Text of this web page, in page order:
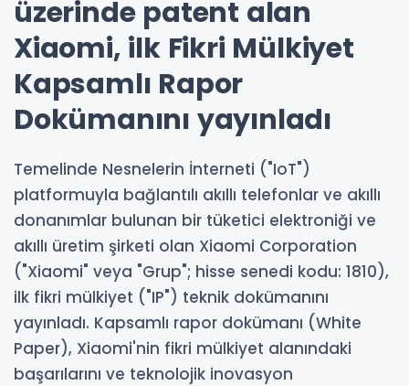
üzerinde patent alan
Xiaomi, ilk Fikri Mülkiyet
Kapsamlı Rapor
Dokümanını yayınladı
Temelinde Nesnelerin İnterneti ("IoT")
platformuyla bağlantılı akıllı telefonlar ve akıllı
donanımlar bulunan bir tüketici elektroniği ve
akıllı üretim şirketi olan Xiaomi Corporation
("Xiaomi" veya "Grup"; hisse senedi kodu: 1810),
ilk fikri mülkiyet ("IP") teknik dokümanını
yayınladı. Kapsamlı rapor dokümanı (White
Paper), Xiaomi'nin fikri mülkiyet alanındaki
başarılarını ve teknolojik inovasyon